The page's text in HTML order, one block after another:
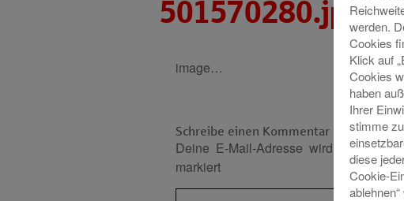
501570280.jpg
image…
Schreibe einen Kommentar
Deine E-Mail-Adresse wird nicht
markiert
werden.
Cookies
Klick auf
Cookies
haben
Ihrer
stimme
diese
Cookie-